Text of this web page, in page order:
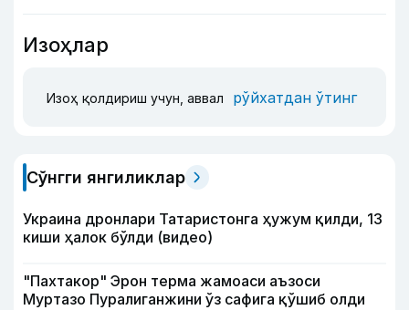
Изоҳлар
Изоҳ қолдириш учун, аввал рўйхатдан ўтинг
Сўнгги янгиликлар
Украина дронлари Татаристонга ҳужум қилди, 13
киши ҳалок бўлди (видео)
"Пахтакор" Эрон терма жамоаси аъзоси
Муртазо Пуралиганжини ўз сафига қўшиб олди